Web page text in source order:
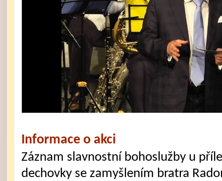
Informace o akci
Záznam slavnostní bohoslužby u
dechovky se zamyšlením bratra